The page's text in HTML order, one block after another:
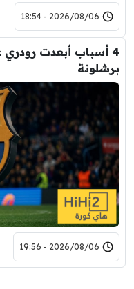
2026/08/06 - 18:54
4 أسباب أبعدت
برشلونة
2026/08/06 - 19:56